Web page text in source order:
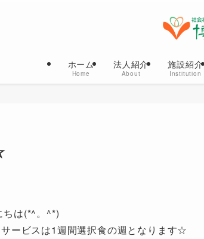
ホーム
Home
法人紹介
About
施設紹介
Institution
ちは(*^。^*)
ービスは1週間選択食の週となります☆